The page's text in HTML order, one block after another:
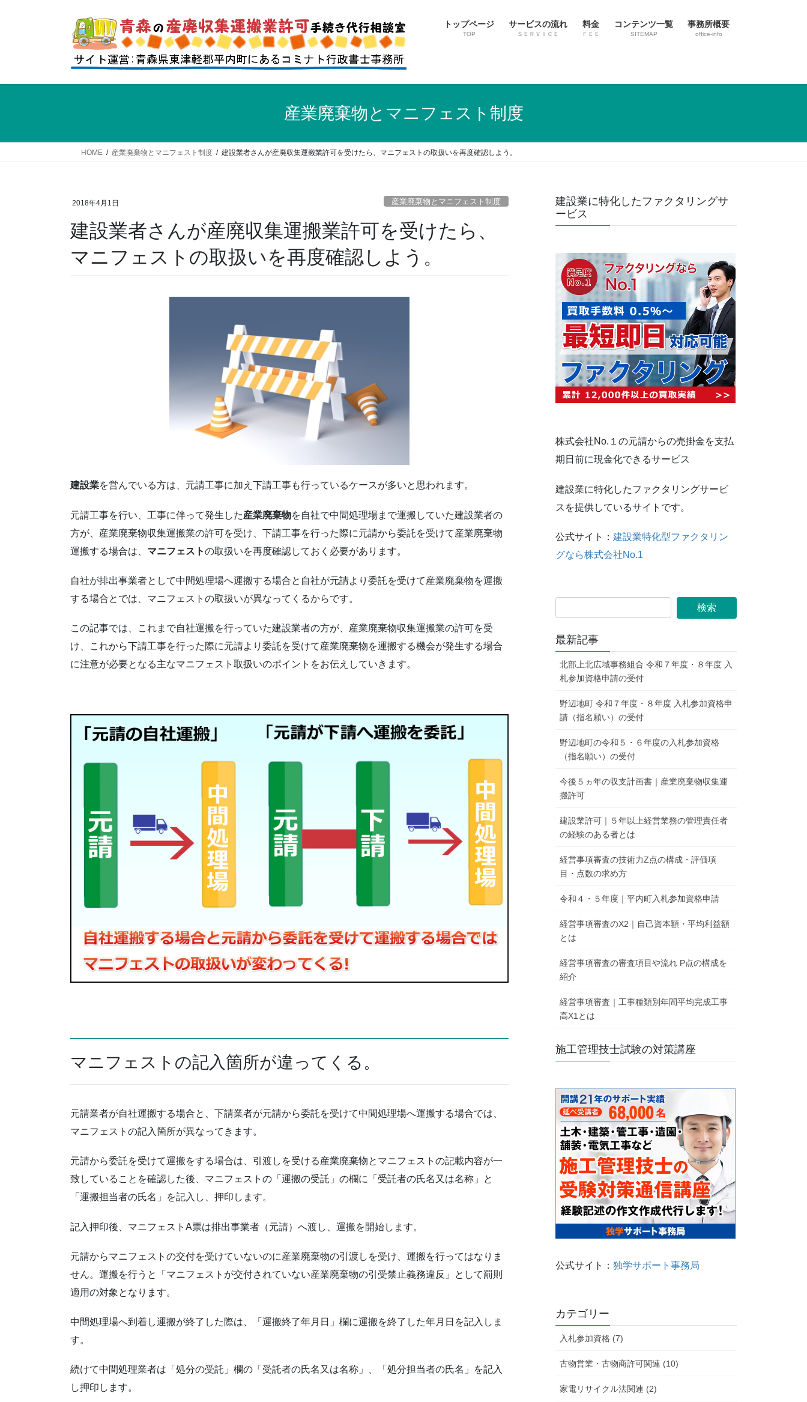
トップページ
TOP
サービスの流れ
ＳＥＲＶＩＣＥ
料金
ＦＥＥ
コンテンツ一覧
SITEMAP
事務所概要
office-info
産業廃棄物とマニフェスト制度
HOME 産業廃棄物とマニフェスト制度 建設業者さんが産廃収集運搬業許可を受けたら、マニフェストの取扱いを再度確認しよう。
2018年4月1日 産業廃棄物とマニフェスト制度
建設業者さんが産廃収集運搬業許可を受けたら、
マニフェストの取扱いを再度確認しよう。
建設業を営んでいる方は、元請工事に加え下請工事も行っているケースが多いと思われます。
元請工事を行い、工事に伴って発生した産業廃棄物を自社で中間処理場まで運搬していた建設業者の
方が、産業廃棄物収集運搬業の許可を受け、下請工事を行った際に元請から委託を受けて産業廃棄物
運搬する場合は、 マニフェストの取扱いを再度確認しておく必要があります。
自社が排出事業者として中間処理場へ運搬する場合と自社が元請より委託を受けて産業廃棄物を運搬
する場合とでは、マニフェストの取扱いが異なってくるからです。
この記事では、これまで自社運搬を行っていた建設業者の方が、産業廃棄物収集運搬業の許可を受
け、これから下請工事を行った際に元請より委託を受けて産業廃棄物を運搬する機会が発生する場合
に注意が必要となる主なマニフェスト取扱いのポイントをお伝えしていきます。
マニフェストの記入箇所が違ってくる。
元請業者が自社運搬する場合と、下請業者が元請から委託を受けて中間処理場へ運搬する場合では、
マニフェストの記入箇所が異なってきます。
元請から委託を受けて運搬をする場合は、引渡しを受ける産業廃棄物とマニフェストの記載内容が一
致していることを確認した後、マニフェストの「運搬の受託」の欄に「受託者の氏名又は名称」と
「運搬担当者の氏名」を記入し、押印します。
記入押印後、マニフェストA票は排出事業者（元請）へ渡し、運搬を開始します。
元請からマニフェストの交付を受けていないのに産業廃棄物の引渡しを受け、運搬を行ってはなりま
せん。運搬を行うと「マニフェストが交付されていない産業廃棄物の引受禁止義務違反」として罰則
適用の対象となります。
中間処理場へ到着し運搬が終了した際は、「運搬終了年月日」欄に運搬を終了した年月日を記入しま
す。
続けて中間処理業者は「処分の受託」欄の「受託者の氏名又は名称」、「処分担当者の氏名」を記入
し押印します。
建設業に特化したファクタリングサ
ービス
株式会社No.１の元請からの売掛金を支払
期日前に現金化できるサービス
建設業に特化したファクタリングサービ
スを提供しているサイトです。
公式サイト：建設業特化型ファクタリン
グなら株式会社No.1
最新記事
北部上北広域事務組合 令和７年度・８年度 入
札参加資格申請の受付
野辺地町 令和７年度・８年度 入札参加資格申
請（指名願い）の受付
野辺地町の令和５・６年度の入札参加資格
（指名願い）の受付
今後５ヵ年の収支計画書｜産業廃棄物収集運
搬許可
建設業許可｜５年以上経営業務の管理責任者
の経験のある者とは
経営事項審査の技術力Z点の構成・評価項
目・点数の求め方
令和４・５年度｜平内町入札参加資格申請
経営事項審査のX2｜自己資本額・平均利益額
とは
経営事項審査の審査項目や流れ P点の構成を
紹介
経営事項審査｜工事種類別年間平均完成工事
高X1とは
施工管理技士試験の対策講座
公式サイト：独学サポート事務局
カテゴリー
入札参加資格 (7)
古物営業・古物商許可関連 (10)
家電リサイクル法関連 (2)